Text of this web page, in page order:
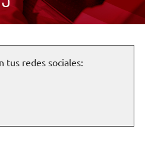
tus redes sociales: